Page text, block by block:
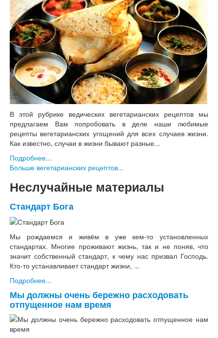
В этой рубрике ведических вегетарианских рецептов мы
предлагаем Вам попробовать в деле наши любимые
рецепты вегетарианских угощений для всех случаев жизни.
Как известно, случаи в жизни бывают разные...
Подробнее...
Больше вегетарианских рецептов...
Неслучайные материалы
Стандарт Бога
Мы рождаемся и живём в уже кем-то установленных
стандартах. Многие проживают жизнь, так и не поняв, что
значит собственный стандарт, к чему нас призвал Господь.
Кто-то устанавливает стандарт жизни, ...
Подробнее...
Мы должны очень бережно расходовать
отпущенное нам время